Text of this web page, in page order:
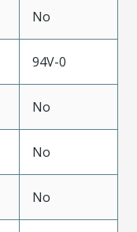
No
94V-0
No
No
No